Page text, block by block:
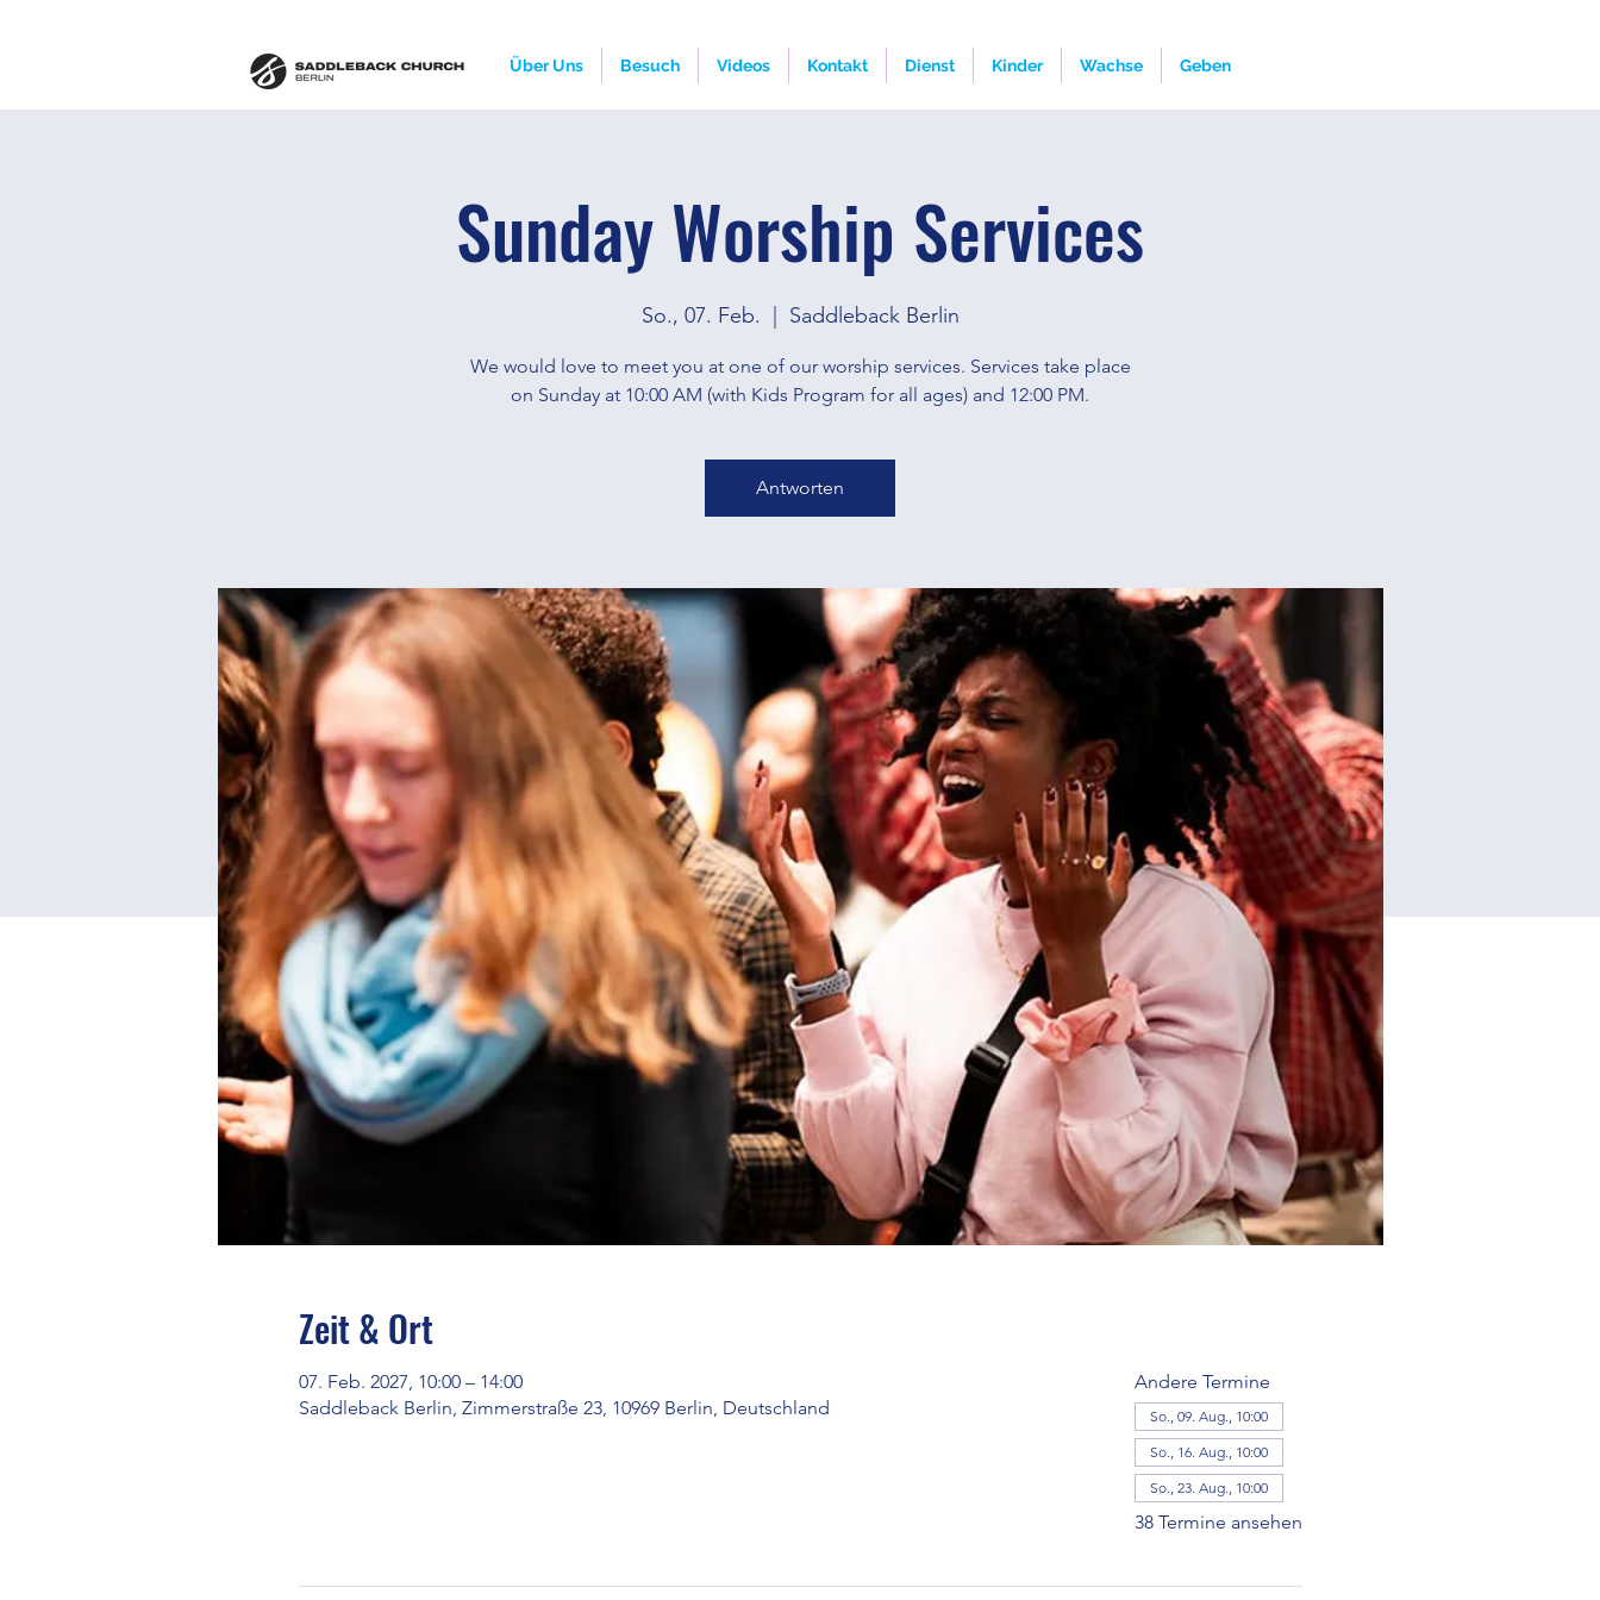
Über Uns Besuch Videos Kontakt Dienst Kinder Wachse Geben
Sunday Worship Services
So., 07. Feb. Saddleback Berlin
We would love to meet you at one of our worship services. Services take place
on Sunday at 10:00 AM (with Kids Program for all ages) and 12:00 PM.
Antworten
Zeit & Ort
07. Feb. 2027, 10:00 – 14:00
Saddleback Berlin, Zimmerstraße 23, 10969 Berlin, Deutschland
Andere Termine
So., 09. Aug., 10:00
So., 16. Aug., 10:00
So., 23. Aug., 10:00
38 Termine ansehen